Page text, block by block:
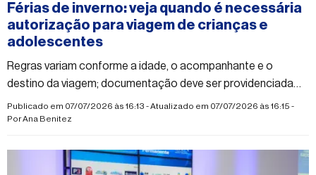
Férias de inverno: veja quando é necessária
autorização para viagem de crianças e
adolescentes
Regras variam conforme a idade, o acompanhante e o
destino da viagem; documentação deve ser providenciada
antes do embarque
Publicado em 07/07/2026 às 16:13 - Atualizado em 07/07/2026 às 16:15 -
PorAna Benitez